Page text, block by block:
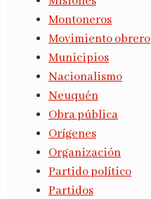
Montoneros
Movimiento obrero
Municipios
Nacionalismo
Neuquén
Obra pública
Orígenes
Organización
Partido político
Partidos